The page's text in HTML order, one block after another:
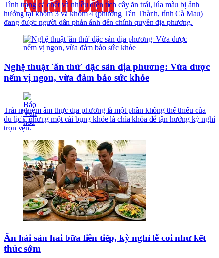
Tình trạng cá chết và nhiều diện tích cây ăn trái, lúa màu bị ảnh
hưởng tại khóm 3 và khóm 4 (phường Tân Thành, tỉnh Cà Mau)
đang được người dân phản ánh đến chính quyền địa phương.
Nghệ thuật 'ăn thử' đặc sản địa phương: Vừa được
nếm vị ngon, vừa đảm bảo sức khỏe
Trải nghiệm ẩm thực địa phương là một phần không thể thiếu của
du lịch, nhưng một cái bụng khỏe là chìa khóa để tận hưởng kỳ nghỉ
trọn vẹn.
Ăn hải sản hai bữa liên tiếp, kỳ nghỉ lễ coi như kết
thúc sớm